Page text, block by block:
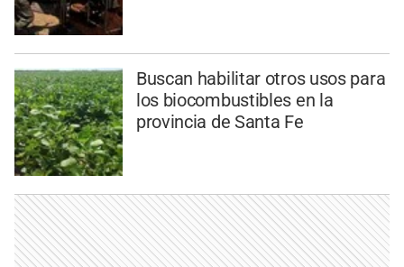
Buscan habilitar otros usos para
los biocombustibles en la
provincia de Santa Fe